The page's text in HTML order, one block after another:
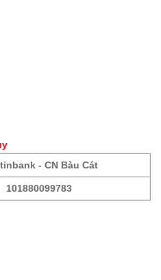
- CN Bàu Cát
101880099783